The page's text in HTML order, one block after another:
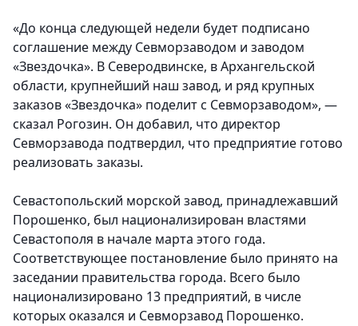
«До конца следующей недели будет подписано
соглашение между Севморзаводом и заводом
«Звездочка». В Северодвинске, в Архангельской
области,​ крупнейший наш завод, и ряд крупных
заказов «Звездочка» поделит с Севморзаводом», —
сказал Рогозин. Он добавил, что директор
Севморзавода подтвердил, что предприятие готово
реализовать заказы.
Севастопольский морской завод, принадлежавший
Порошенко, был национализирован властями
Севастополя в начале марта этого года.
Соответствующее постановление было принято на
заседании правительства города. Всего было
национализировано 13 предприятий, в числе
которых оказался и Севморзавод Порошенко.